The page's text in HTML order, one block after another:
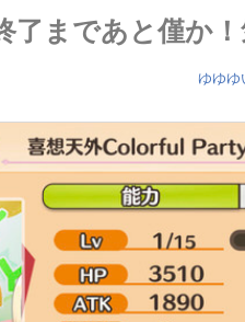
了まであと僅か
ゆゆゆ